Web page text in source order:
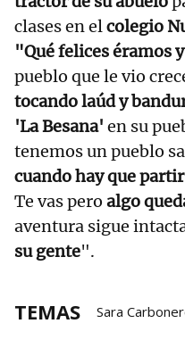
clases en elcolegio
"Qué felices éramos
pueblo que le vio
tocando laúd y
'La Besana' en su
tenemos un pueblo
cuando hay que partir
Te vas pero algo
aventura sigue
su gente".
TEMAS Sara